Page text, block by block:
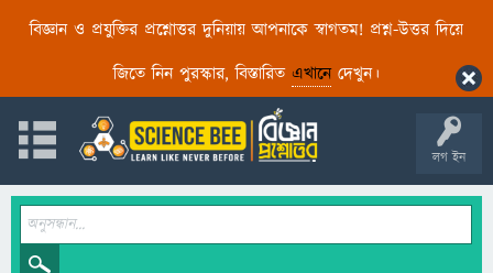
বিজ্ঞান ও প্রযুক্তির প্রশ্নোত্তর দুনিয়ায় আপনাকে স্বাগতম! প্রশ্ন-উত্তর দিয়ে
জিতে নিন পুরস্কার, বিস্তারিত এখানেদেখুন।
লগ ইন